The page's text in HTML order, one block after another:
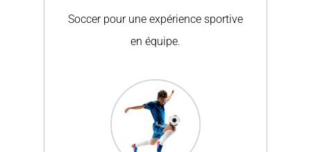
Soccer pour une expérience sportive
en équipe.